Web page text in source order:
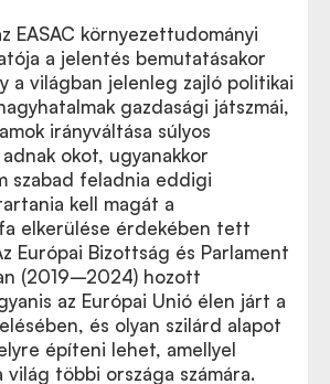
EASAC környezettudományi
a jelentés bemutatásakor
a világban jelenleg zajló politikai
gazdasági játszmái,
irányváltása súlyos
okot, ugyanakkor
szabad feladnia eddigi
kell magát a
elkerülése érdekében tett
Európai Bizottság és Parlament
(2019–2024) hozott
az Európai Unió élen járt a
és olyan szilárd alapot
építeni lehet, amellyel
többi országa számára.